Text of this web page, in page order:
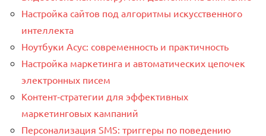
Настройка сайтов под алгоритмы искусственного
интеллекта
Ноутбуки Асус: современность и практичность
Настройка маркетинга и автоматических цепочек
электронных писем
Контент‑стратегии для эффективных
маркетинговых кампаний
Персонализация SMS: триггеры по поведению